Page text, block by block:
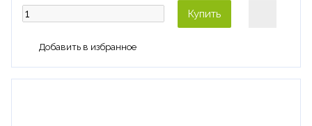
Купить